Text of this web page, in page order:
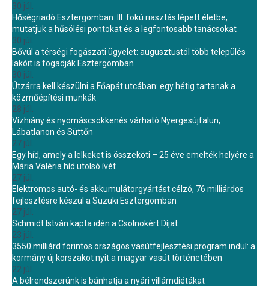
30 júl.
Hőségriadó Esztergomban: III. fokú riasztás lépett életbe,
mutatjuk a hűsölési pontokat és a legfontosabb tanácsokat
30 júl.
Bővül a térségi fogászati ügyelet: augusztustól több település
lakóit is fogadják Esztergomban
30 júl.
Útzárra kell készülni a Főapát utcában: egy hétig tartanak a
közműépítési munkák
28 júl.
Vízhiány és nyomáscsökkenés várható Nyergesújfalun,
Lábatlanon és Süttőn
27 júl.
Egy híd, amely a lelkeket is összeköti – 25 éve emelték helyére a
Mária Valéria híd utolsó ívét
27 júl.
Elektromos autó- és akkumulátorgyártást célzó, 76 milliárdos
fejlesztésre készül a Suzuki Esztergomban
27 júl.
Schmidt István kapta idén a Csolnokért Díjat
23 júl.
3550 milliárd forintos országos vasútfejlesztési program indul: a
kormány új korszakot nyit a magyar vasút történetében
22 júl.
A bélrendszerünk is bánhatja a nyári villámdiétákat